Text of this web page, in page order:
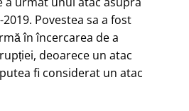
Povestea sa a fost
în încercarea de a
deoarece un atac
fi considerat un atac